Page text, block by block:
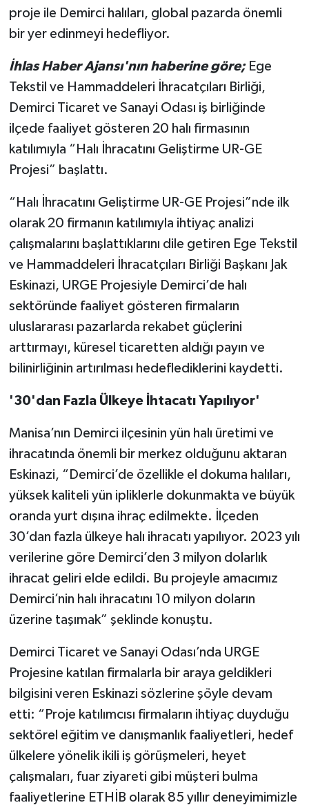
proje ile Demirci halıları, global pazarda önemli
bir yer edinmeyi hedefliyor.
İhlas Haber Ajansı'nın haberine göre;Ege
Tekstil ve Hammaddeleri İhracatçıları Birliği,
Demirci Ticaret ve Sanayi Odası iş birliğinde
ilçede faaliyet gösteren 20 halı firmasının
katılımıyla “Halı İhracatını Geliştirme UR-GE
Projesi” başlattı.
“Halı İhracatını Geliştirme UR-GE Projesi”nde ilk
olarak 20 firmanın katılımıyla ihtiyaç analizi
çalışmalarını başlattıklarını dile getiren Ege Tekstil
ve Hammaddeleri İhracatçıları Birliği Başkanı Jak
Eskinazi, URGE Projesiyle Demirci’de halı
sektöründe faaliyet gösteren firmaların
uluslararası pazarlarda rekabet güçlerini
arttırmayı, küresel ticaretten aldığı payın ve
bilinirliğinin artırılması hedeflediklerini kaydetti.
'30'dan Fazla Ülkeye İhtacatı Yapılıyor'
Manisa’nın Demirci ilçesinin yün halı üretimi ve
ihracatında önemli bir merkez olduğunu aktaran
Eskinazi, “Demirci’de özellikle el dokuma halıları,
yüksek kaliteli yün ipliklerle dokunmakta ve büyük
oranda yurt dışına ihraç edilmekte. İlçeden
30’dan fazla ülkeye halı ihracatı yapılıyor. 2023 yılı
verilerine göre Demirci’den 3 milyon dolarlık
ihracat geliri elde edildi. Bu projeyle amacımız
Demirci’nin halı ihracatını 10 milyon doların
üzerine taşımak” şeklinde konuştu.
Demirci Ticaret ve Sanayi Odası’nda URGE
Projesine katılan firmalarla bir araya geldikleri
bilgisini veren Eskinazi sözlerine şöyle devam
etti: “Proje katılımcısı firmaların ihtiyaç duyduğu
sektörel eğitim ve danışmanlık faaliyetleri, hedef
ülkelere yönelik ikili iş görüşmeleri, heyet
çalışmaları, fuar ziyareti gibi müşteri bulma
faaliyetlerine ETHİB olarak 85 yıllır deneyimimizle